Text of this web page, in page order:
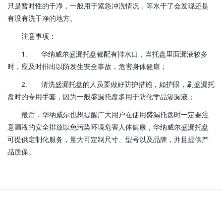
只是暂时性的干净，一般用于紧急冲洗情况，等水干了会发现还是
有没有洗干净的地方。
注意事项：
1. 华纳威尔盛漏托盘都配有排水口，当托盘里面漏液较多
时，应及时排出以防发生安全事故，危害身体健康；
2. 清洗盛漏托盘的人员要做好防护措施，如护眼，刷盛漏托
盘时的专用手套，因为一般盛漏托盘多用于防化学品渗漏液；
最后，华纳威尔也想提醒广大用户在使用盛漏托盘时一定要注
意漏液的安全排放以免污染环境危害人体健康，华纳威尔盛漏托盘
可提供定制化服务，量大可定制尺寸、型号以及品牌，并且提供产
品质保。